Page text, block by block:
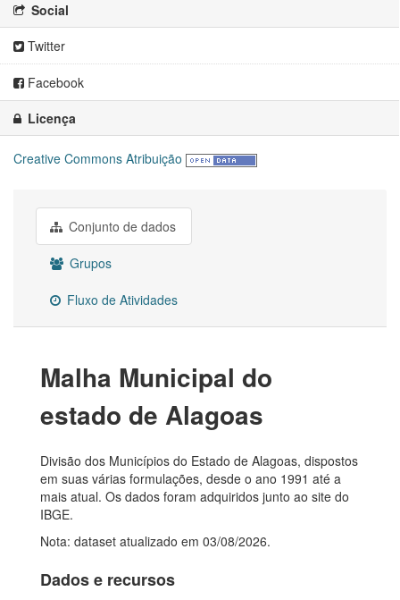
Social
Twitter
Facebook
Licença
Creative Commons Atribuição
Conjunto de dados
Grupos
Fluxo de Atividades
Malha Municipal do
estado de Alagoas
Divisão dos Municípios do Estado de Alagoas, dispostos
em suas várias formulações, desde o ano 1991 até a
mais atual. Os dados foram adquiridos junto ao site do
IBGE.
Nota: dataset atualizado em 03/08/2026.
Dados e recursos